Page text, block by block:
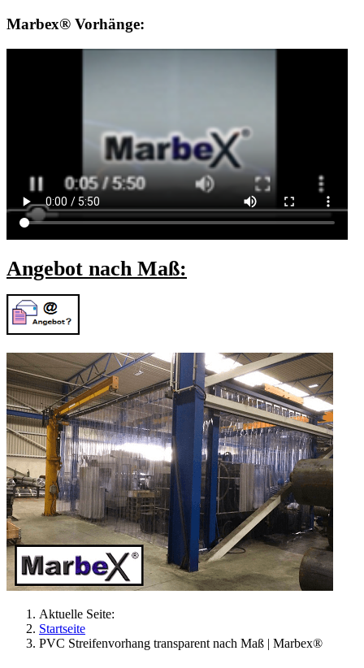
Marbex® Vorhänge:
Angebot nach Maß:
Aktuelle Seite:
Startseite
PVC Streifenvorhang transparent nach Maß | Marbex®